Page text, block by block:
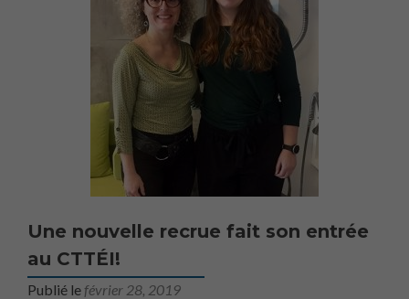
Une nouvelle recrue fait son entrée
au CTTÉI!
Publié le février 28, 2019
Nécessaire
témoins ne
sont pas